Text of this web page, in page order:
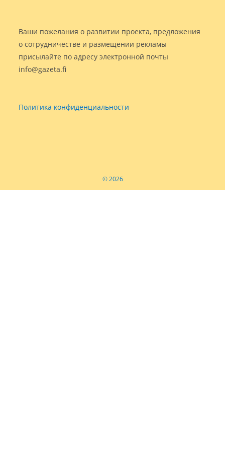
Ваши пожелания о развитии проекта, предложения
о сотрудничестве и размещении рекламы
присылайте по адресу электронной почты
info@gazeta.fi
Политика конфиденциальности
© 2026